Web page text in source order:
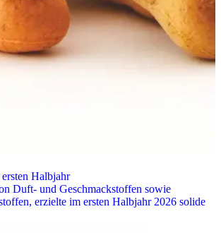
Halbjahr
Duft- und Geschmackstoffen sowie
erzielte im ersten Halbjahr 2026 solide